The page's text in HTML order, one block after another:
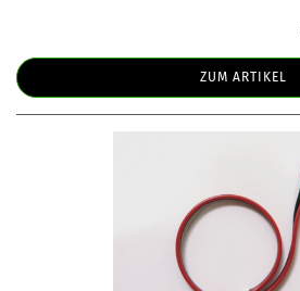
ZUM ARTIKEL